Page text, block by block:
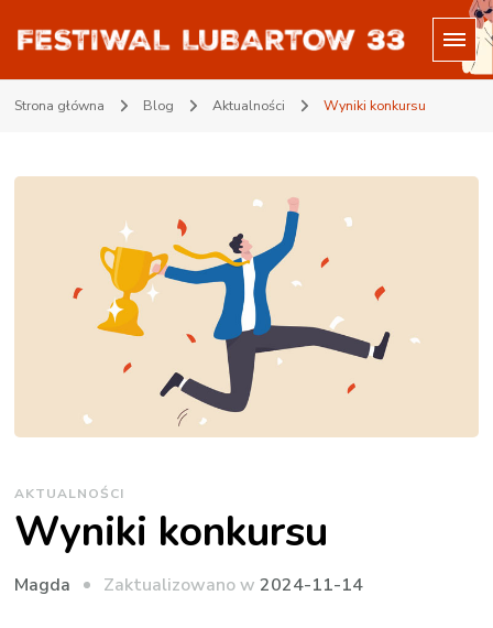
Projekt Lubartów33
Strona główna Blog Aktualności Wyniki konkursu
AKTUALNOŚCI
Wyniki konkursu
Magda Zaktualizowano w2024-11-14